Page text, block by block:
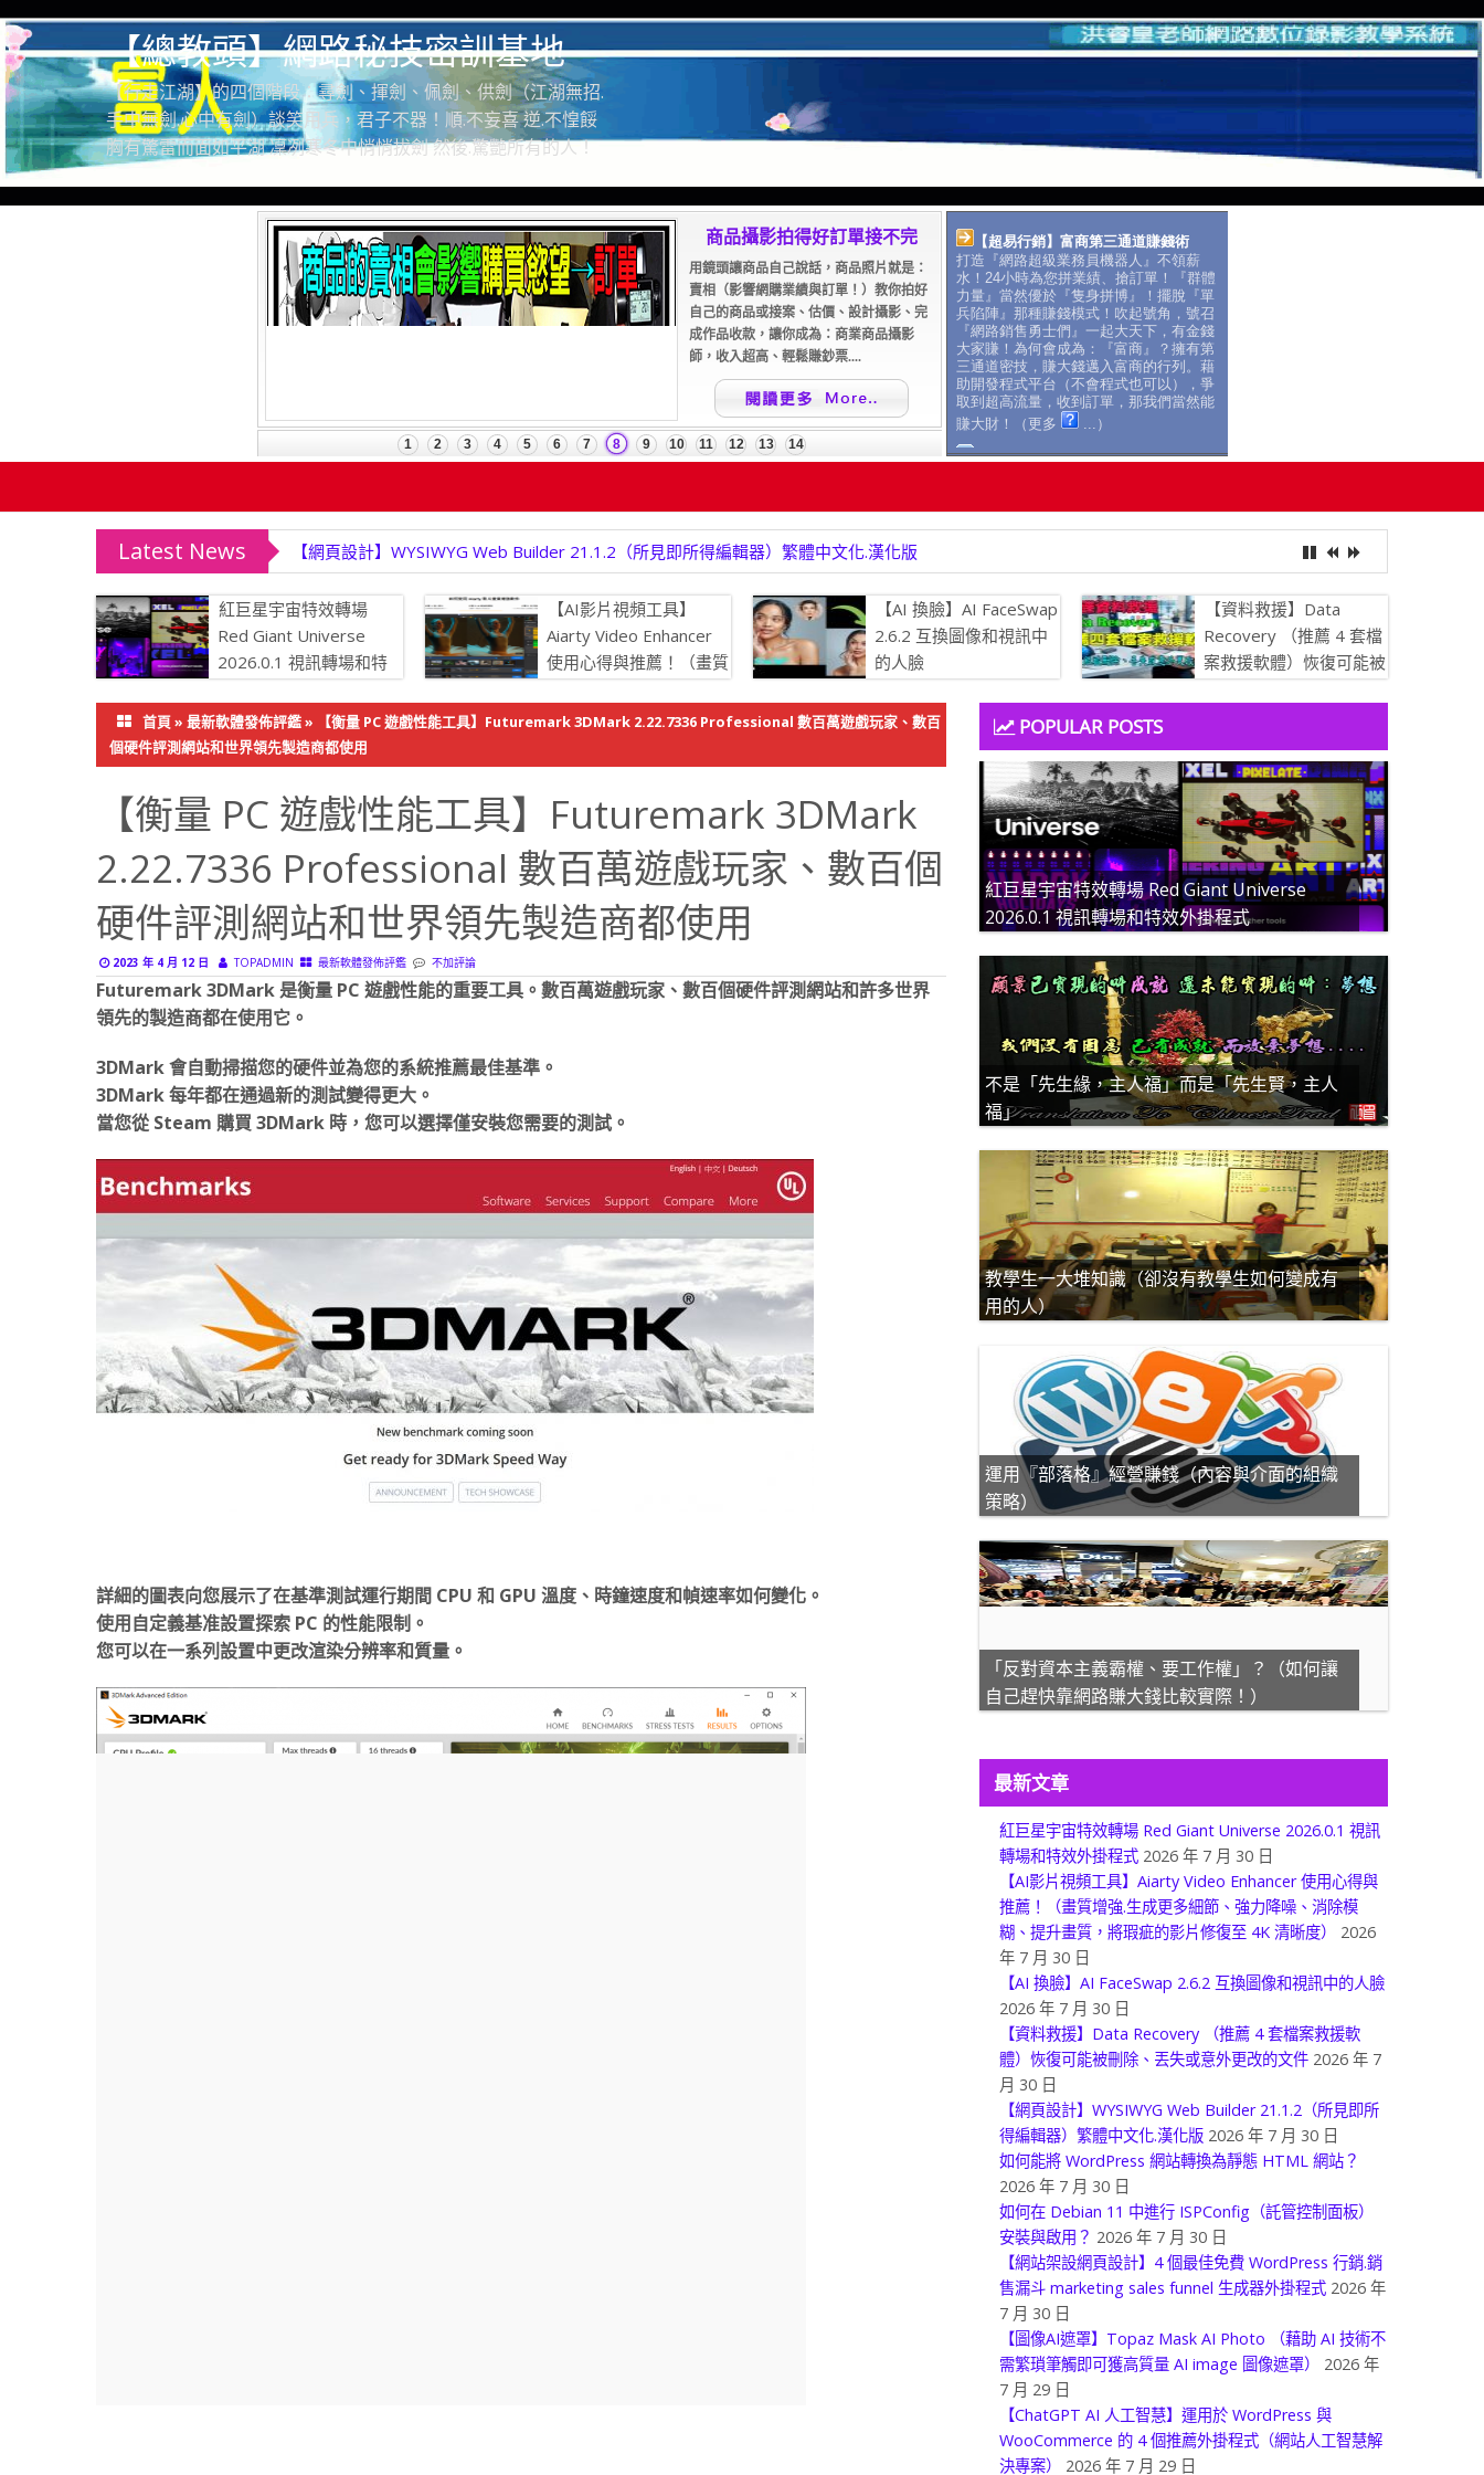
【總教頭】網路秘技密訓基地
【行走江湖】的四個階段：尋劍、揮劍、佩劍、供劍（江湖無招.
手中無劍.心中有劍）談笑用兵，君子不器！順.不妄喜 逆.不惶餒
胸有驚雷而面如平湖 凜冽寒冬中悄悄拔劍 然後.驚艷所有的人！
Latest News 【網頁設計】WYSIWYG Web Builder 21.1.2（所見即所得編輯器）繁體中文化.漢化版
紅巨星宇宙特效轉場
Red Giant Universe
2026.0.1 視訊轉場和特
【AI影片視頻工具】
Aiarty Video Enhancer
使用心得與推薦！（畫質
力降噪、消除模糊、提升畫質，將瑕疵的
【AI 換臉】AI FaceSwap
2.6.2 互換圖像和視訊中
的人臉
【資料救援】Data
Recovery （推薦 4 套檔
案救援軟體）恢復可能被
文件
首頁» 最新軟體發佈評鑑»
【衡量 PC 遊戲性能工具】Futuremark 3DMark 2.22.7336 Professional 數百萬遊戲玩家、數百
個硬件評測網站和世界領先製造商都使用
【衡量 PC 遊戲性能工具】Futuremark 3DMark
2.22.7336 Professional 數百萬遊戲玩家、數百個
硬件評測網站和世界領先製造商都使用
2023 年 4 月 12 日 TOPADMIN 最新軟體發佈評鑑 不加評論
Futuremark 3DMark 是衡量 PC 遊戲性能的重要工具。數百萬遊戲玩家、數百個硬件評測網站和許多世界
領先的製造商都在使用它。
3DMark 會自動掃描您的硬件並為您的系統推薦最佳基準。
3DMark 每年都在通過新的測試變得更大。
當您從 Steam 購買 3DMark 時，您可以選擇僅安裝您需要的測試。
詳細的圖表向您展示了在基準測試運行期間 CPU 和 GPU 溫度、時鐘速度和幀速率如何變化。
使用自定義基准設置探索 PC 的性能限制。
您可以在一系列設置中更改渲染分辨率和質量。
POPULAR POSTS
紅巨星宇宙特效轉場 Red Giant Universe
2026.0.1 視訊轉場和特效外掛程式
不是「先生緣，主人福」而是「先生賢，主人
福」
教學生一大堆知識（卻沒有教學生如何變成有
用的人）
運用『部落格』經營賺錢（內容與介面的組織
策略）
「反對資本主義霸權、要工作權」？（如何讓
自己趕快靠網路賺大錢比較實際！）
最新文章
紅巨星宇宙特效轉場 Red Giant Universe 2026.0.1 視訊
轉場和特效外掛程式 2026 年 7 月 30 日
【AI影片視頻工具】Aiarty Video Enhancer 使用心得與
推薦！（畫質增強.生成更多細節、強力降噪、消除模
糊、提升畫質，將瑕疵的影片修復至 4K 清晰度）
2026
年 7 月 30 日
【AI 換臉】AI FaceSwap 2.6.2 互換圖像和視訊中的人臉
2026 年 7 月 30 日
【資料救援】Data Recovery （推薦 4 套檔案救援軟
體）恢復可能被刪除、丟失或意外更改的文件 2026 年 7
月 30 日
【網頁設計】WYSIWYG Web Builder 21.1.2（所見即所
得編輯器）繁體中文化.漢化版 2026 年 7 月 30 日
如何能將 WordPress 網站轉換為靜態 HTML 網站？
2026 年 7 月 30 日
如何在 Debian 11 中進行 ISPConfig（託管控制面板）
安裝與啟用？ 2026 年 7 月 30 日
【網站架設網頁設計】4 個最佳免費 WordPress 行銷.銷
售漏斗 marketing sales funnel 生成器外掛程式 2026 年
7 月 30 日
【圖像AI遮罩】Topaz Mask AI Photo （藉助 AI 技術不
需繁瑣筆觸即可獲高質量 AI image 圖像遮罩）
2026 年
7 月 29 日
【ChatGPT AI 人工智慧】運用於 WordPress 與
WooCommerce 的 4 個推薦外掛程式（網站人工智慧解
決專案）
2026 年 7 月 29 日